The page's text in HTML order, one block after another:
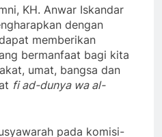
KH. Anwar Iskandar
dengan
memberikan
bermanfaat bagi kita
umat, bangsa dan
fi ad-dunya wa al-
pada komisi-